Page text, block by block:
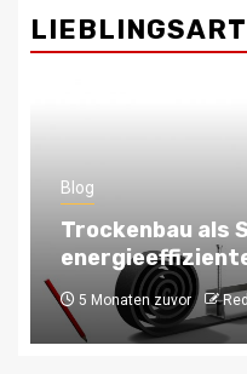
Skalierbare
Symfony
Anwendung
6 Monaten zuvor